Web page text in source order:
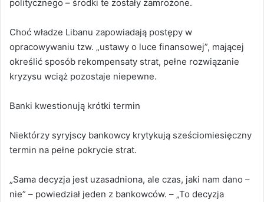
politycznego – środki te zostały zamrożone.
Choć władze Libanu zapowiadają postępy w
opracowywaniu tzw. „ustawy o luce finansowej”, mającej
określić sposób rekompensaty strat, pełne rozwiązanie
kryzysu wciąż pozostaje niepewne.
Banki kwestionują krótki termin
Niektórzy syryjscy bankowcy krytykują sześciomiesięczny
termin na pełne pokrycie strat.
„Sama decyzja jest uzasadniona, ale czas, jaki nam dano –
nie” – powiedział jeden z bankowców. – „To decyzja